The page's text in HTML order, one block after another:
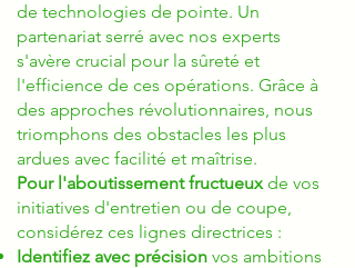
de technologies de pointe. Un
partenariat serré avec nos experts
s'avère crucial pour la sûreté et
l'efficience de ces opérations. Grâce à
des approches révolutionnaires, nous
triomphons des obstacles les plus
ardues avec facilité et maîtrise.
Pour l'aboutissement fructueuxde vos
initiatives d'entretien ou de coupe,
considérez ces lignes directrices :
Identifiez avec précision vos ambitions